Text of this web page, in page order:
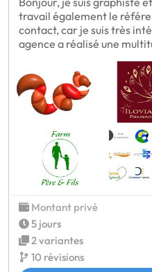
travail également le
contact, car je suis très
agence a réalisé une
Montant privé
5 jours
2 variantes
10 révisions